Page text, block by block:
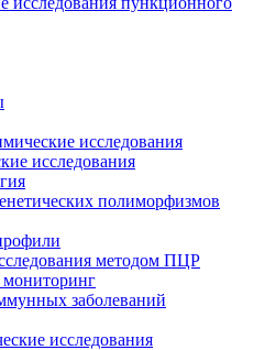
исследования
исследования
полиморфизмов
методом ПЦР
заболеваний
исследования